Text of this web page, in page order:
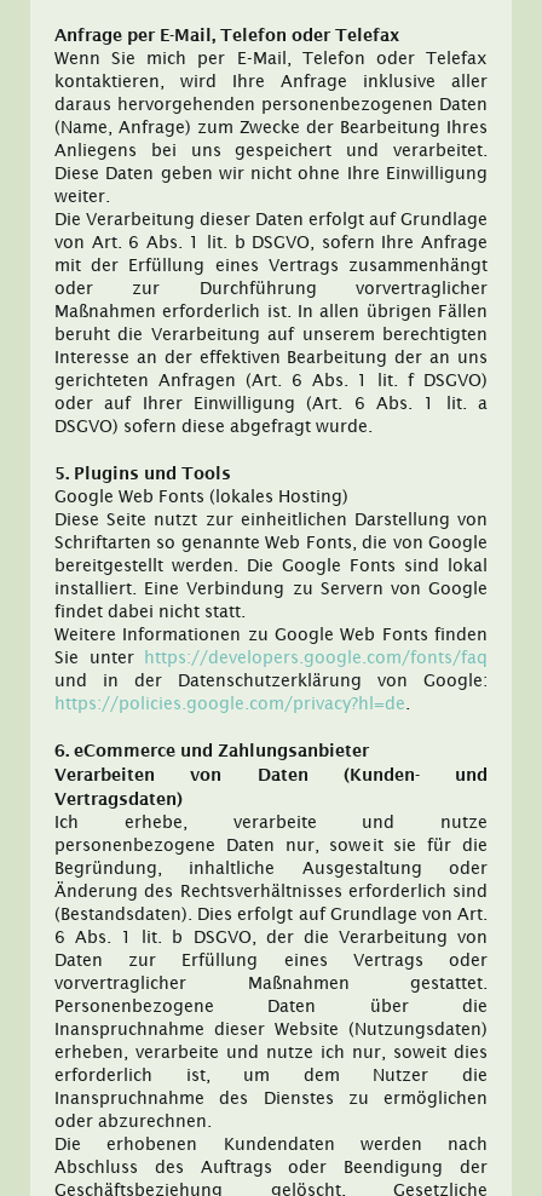
Anfrage per E-Mail, Telefon oder Telefax
Wenn Sie mich per E-Mail, Telefon oder Telefax
kontaktieren, wird Ihre Anfrage inklusive aller
daraus hervorgehenden personenbezogenen Daten
(Name, Anfrage) zum Zwecke der Bearbeitung Ihres
Anliegens bei uns gespeichert und verarbeitet.
Diese Daten geben wir nicht ohne Ihre Einwilligung
weiter.
Die Verarbeitung dieser Daten erfolgt auf Grundlage
von Art. 6 Abs. 1 lit. b DSGVO, sofern Ihre Anfrage
mit der Erfüllung eines Vertrags zusammenhängt
oder zur Durchführung vorvertraglicher
Maßnahmen erforderlich ist. In allen übrigen Fällen
beruht die Verarbeitung auf unserem berechtigten
Interesse an der effektiven Bearbeitung der an uns
gerichteten Anfragen (Art. 6 Abs. 1 lit. f DSGVO)
oder auf Ihrer Einwilligung (Art. 6 Abs. 1 lit. a
DSGVO) sofern diese abgefragt wurde.
5. Plugins und Tools
Google Web Fonts (lokales Hosting)
Diese Seite nutzt zur einheitlichen Darstellung von
Schriftarten so genannte Web Fonts, die von Google
bereitgestellt werden. Die Google Fonts sind lokal
installiert. Eine Verbindung zu Servern von Google
findet dabei nicht statt.
Weitere Informationen zu Google Web Fonts finden
Sie unter
https://developers.google.com/fonts/faq
und in der Datenschutzerklärung von Google:
https://policies.google.com/privacy?hl=de.
6. eCommerce und Zahlungs­anbieter
Verarbeiten von Daten (Kunden- und
Vertragsdaten)
Ich erhebe, verarbeite und nutze
personenbezogene Daten nur, soweit sie für die
Begründung, inhaltliche Ausgestaltung oder
Änderung des Rechtsverhältnisses erforderlich sind
(Bestandsdaten). Dies erfolgt auf Grundlage von Art.
6 Abs. 1 lit. b DSGVO, der die Verarbeitung von
Daten zur Erfüllung eines Vertrags oder
vorvertraglicher Maßnahmen gestattet.
Personenbezogene Daten über die
Inanspruchnahme dieser Website (Nutzungsdaten)
erheben, verarbeite und nutze ich nur, soweit dies
erforderlich ist, um dem Nutzer die
Inanspruchnahme des Dienstes zu ermöglichen
oder abzurechnen.
Die erhobenen Kundendaten werden nach
Abschluss des Auftrags oder Beendigung der
Geschäftsbeziehung gelöscht. Gesetzliche